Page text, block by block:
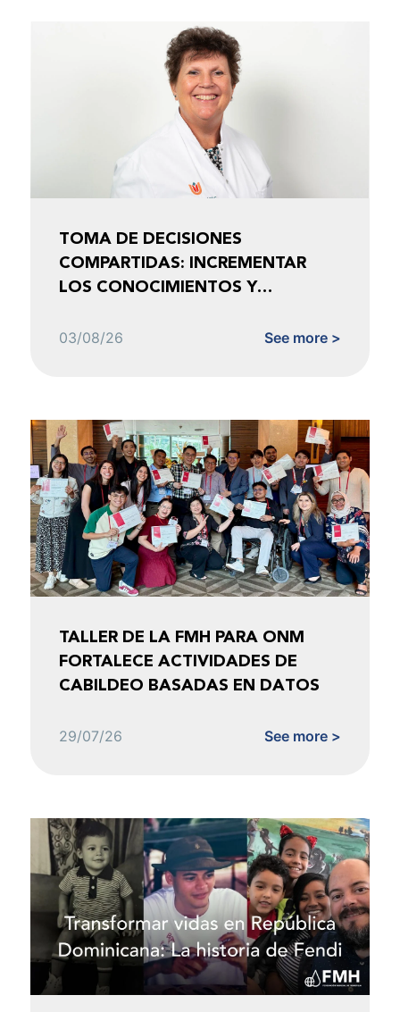
TOMA DE DECISIONES
COMPARTIDAS: INCREMENTAR
LOS CONOCIMIENTOS Y
03/08/26 See more >
TALLER DE LA FMH PARA ONM
FORTALECE ACTIVIDADES DE
CABILDEO BASADAS EN DATOS
29/07/26 See more >